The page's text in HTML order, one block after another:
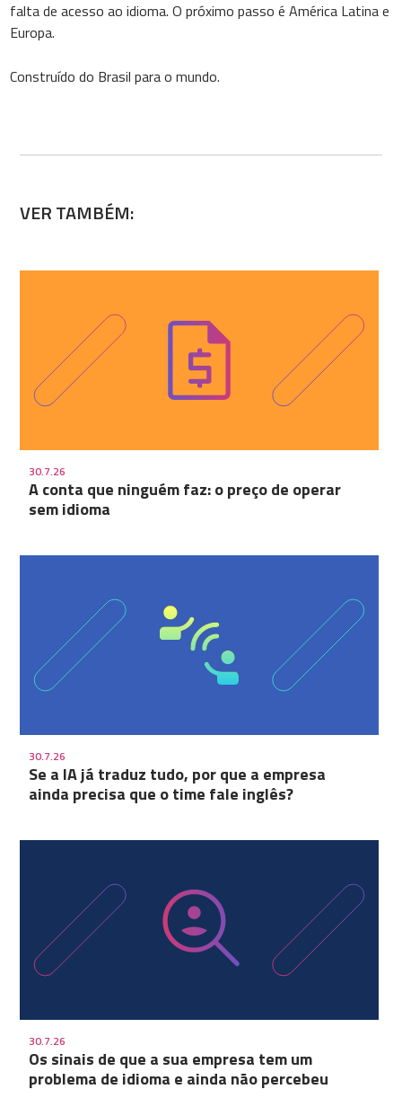
falta de acesso ao idioma. O próximo passo é América Latina e
Europa.
Construído do Brasil para o mundo.
VER TAMBÉM:
30.7.26
A conta que ninguém faz: o preço de operar
sem idioma
30.7.26
Se a IA já traduz tudo, por que a empresa
ainda precisa que o time fale inglês?
30.7.26
Os sinais de que a sua empresa tem um
problema de idioma e ainda não percebeu